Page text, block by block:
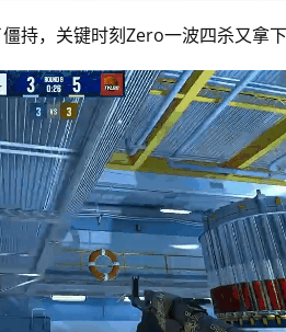
持，关键时刻Zero一波四杀又拿下